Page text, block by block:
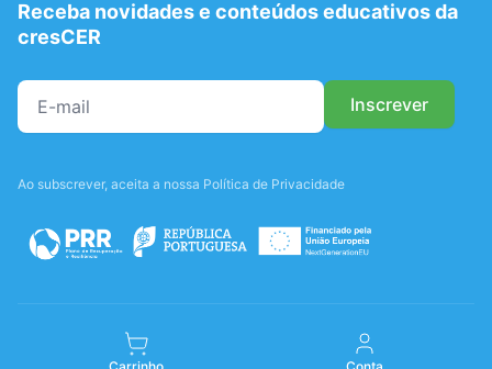
Receba novidades e conteúdos educativos da
cresCER
Ao subscrever, aceita a nossa Política de Privacidade